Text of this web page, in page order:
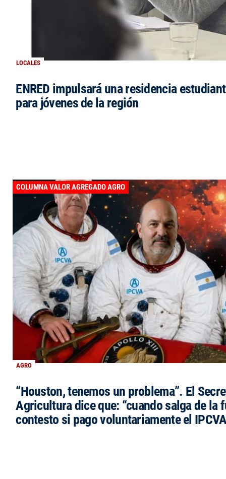
LOCALES
ENRED impulsará una residencia
para jóvenes de la región
AGRO
COLUMNA VALOR AGREGADO AGRO
“Houston, tenemos un problema”. El
Agricultura dice que: “cuando salga de la
contesto si pago voluntariamente el